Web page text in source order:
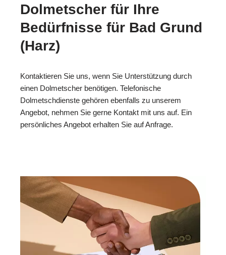
Dolmetscher für Ihre
Bedürfnisse für Bad Grund
(Harz)
Kontaktieren Sie uns, wenn Sie Unterstützung durch
einen Dolmetscher benötigen. Telefonische
Dolmetschdienste gehören ebenfalls zu unserem
Angebot, nehmen Sie gerne Kontakt mit uns auf. Ein
persönliches Angebot erhalten Sie auf Anfrage.